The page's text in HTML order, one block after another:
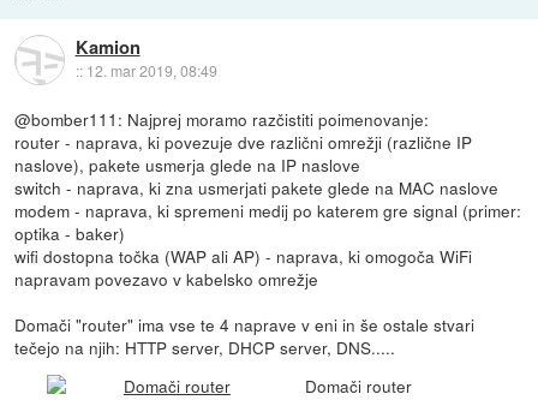
Kamion
:: 12. mar 2019, 08:49
@bomber111: Najprej moramo razčistiti poimenovanje:
router - naprava, ki povezuje dve različni omrežji (različne IP
naslove), pakete usmerja glede na IP naslove
switch - naprava, ki zna usmerjati pakete glede na MAC naslove
modem - naprava, ki spremeni medij po katerem gre signal (primer:
optika - baker)
wifi dostopna točka (WAP ali AP) - naprava, ki omogoča WiFi
napravam povezavo v kabelsko omrežje
Domači "router" ima vse te 4 naprave v eni in še ostale stvari
tečejo na njih: HTTP server, DHCP server, DNS.....
Domači router